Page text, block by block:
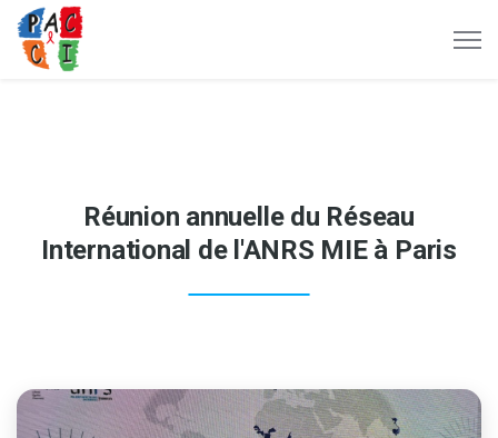
Réunion annuelle du Réseau
International de l'ANRS MIE à Paris